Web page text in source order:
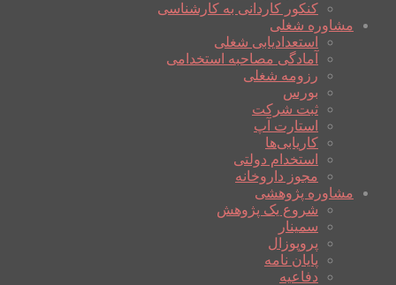
کنکور کاردانی به کارشناسی
مشاوره شغلی
استعدادیابی شغلی
آمادگی مصاحبه استخدامی
رزومه شغلی
بورس
ثبت شرکت
استارت آپ
کاریابی‌ها
استخدام دولتی
مجوز داروخانه
مشاوره پژوهشی
شروع یک پژوهش
سمینار
پروپوزال
پایان نامه
دفاعیه